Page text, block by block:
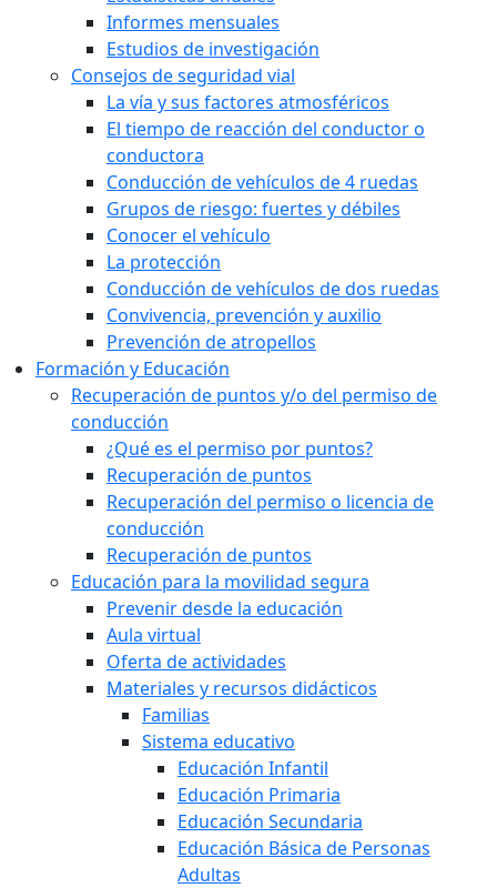
Informes mensuales
Estudios de investigación
Consejos de seguridad vial
La vía y sus factores atmosféricos
El tiempo de reacción del conductor o
conductora
Conducción de vehículos de 4 ruedas
Grupos de riesgo: fuertes y débiles
Conocer el vehículo
La protección
Conducción de vehículos de dos ruedas
Convivencia, prevención y auxilio
Prevención de atropellos
Formación y Educación
Recuperación de puntos y/o del permiso de
conducción
¿Qué es el permiso por puntos?
Recuperación de puntos
Recuperación del permiso o licencia de
conducción
Recuperación de puntos
Educación para la movilidad segura
Prevenir desde la educación
Aula virtual
Oferta de actividades
Materiales y recursos didácticos
Familias
Sistema educativo
Educación Infantil
Educación Primaria
Educación Secundaria
Educación Básica de Personas
Adultas